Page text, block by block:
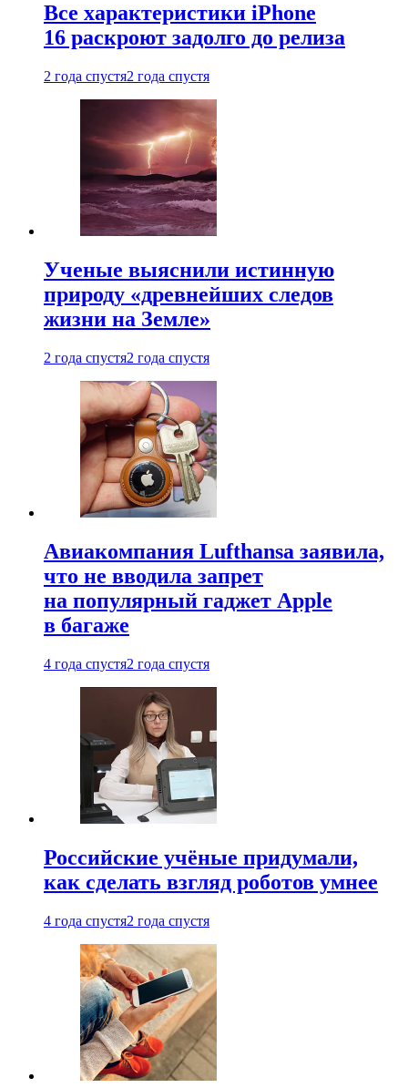
Все характеристики iPhone
16 раскроют задолго до релиза
2 года спустя2 года спустя
Ученые выяснили истинную
природу «древнейших следов
жизни на Земле»
2 года спустя2 года спустя
Авиакомпания Lufthansa заявила,
что не вводила запрет
на популярный гаджет Apple
в багаже
4 года спустя2 года спустя
Российские учёные придумали,
как сделать взгляд роботов умнее
4 года спустя2 года спустя